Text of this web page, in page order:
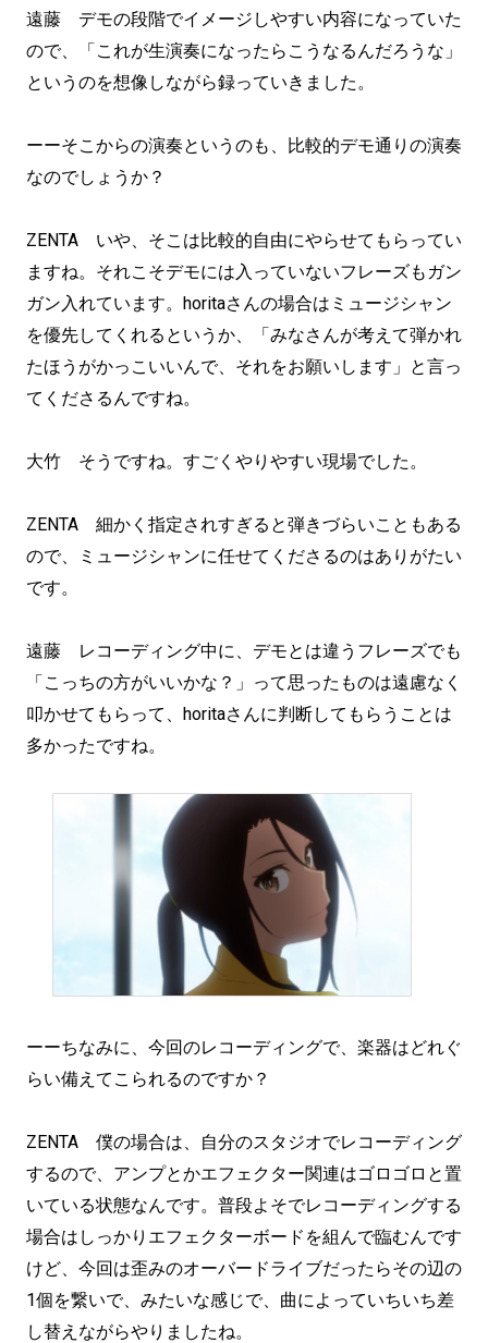
遠藤 デモの段階でイメージしやすい内容になっていた
ので、「これが生演奏になったらこうなるんだろうな」
というのを想像しながら録っていきました。
ーーそこからの演奏というのも、比較的デモ通りの演奏
なのでしょうか？
ZENTA いや、そこは比較的自由にやらせてもらってい
ますね。それこそデモには入っていないフレーズもガン
ガン入れています。horitaさんの場合はミュージシャン
を優先してくれるというか、「みなさんが考えて弾かれ
たほうがかっこいいんで、それをお願いします」と言っ
てくださるんですね。
大竹 そうですね。すごくやりやすい現場でした。
ZENTA 細かく指定されすぎると弾きづらいこともある
ので、ミュージシャンに任せてくださるのはありがたい
です。
遠藤 レコーディング中に、デモとは違うフレーズでも
「こっちの方がいいかな？」って思ったものは遠慮なく
叩かせてもらって、horitaさんに判断してもらうことは
多かったですね。
ーーちなみに、今回のレコーディングで、楽器はどれぐ
らい備えてこられるのですか？
ZENTA 僕の場合は、自分のスタジオでレコーディング
するので、アンプとかエフェクター関連はゴロゴロと置
いている状態なんです。普段よそでレコーディングする
場合はしっかりエフェクターボードを組んで臨むんです
けど、今回は歪みのオーバードライブだったらその辺の
1個を繋いで、みたいな感じで、曲によっていちいち差
し替えながらやりましたね。